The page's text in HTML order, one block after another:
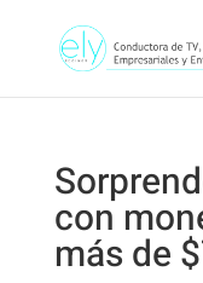
con
más de